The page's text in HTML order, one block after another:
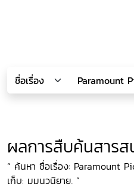
ผลการสืบค้นสารส
“ ค้นหา ชื่อเรื่อง: Paramount
เก็บ: มุมนวนิยาย, ”